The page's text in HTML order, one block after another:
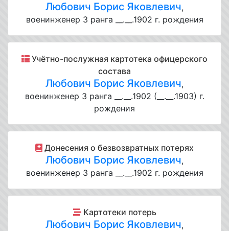
Любович Борис Яковлевич,
военинженер 3 ранга __.__.1902 г. рождения
Учётно-послужная картотека офицерского
состава
Любович Борис Яковлевич,
военинженер 3 ранга __.__.1902 (__.__.1903) г.
рождения
Донесения о безвозвратных потерях
Любович Борис Яковлевич,
военинженер 3 ранга __.__.1902 г. рождения
Картотеки потерь
Любович Борис Яковлевич,